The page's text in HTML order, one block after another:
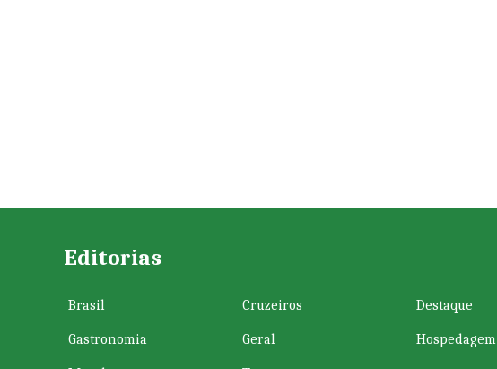
Editorias
Brasil Cruzeiros Destaque
Gastronomia Geral Hospedagem